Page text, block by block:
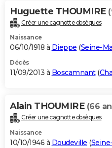
Huguette THOUMIRE
Créer une cagnotte obsèques
Naissance
06/10/1918 à Dieppe (Seine-
Décès
11/09/2013 à Boscamnant(
Alain THOUMIRE (66
Créer une cagnotte obsèques
Naissance
10/10/1946 à Doudeville (